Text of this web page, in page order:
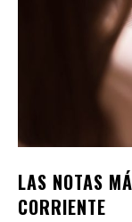
LAS NOTAS
CORRIENTE